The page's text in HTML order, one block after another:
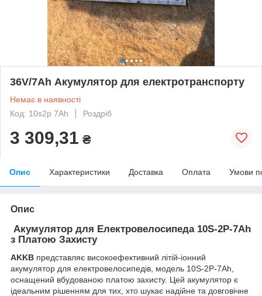
36V/7Ah Акумулятор для електротранспорту
Немає в наявності
Код: 10s2p 7Ah
Роздріб
3 309,31 ₴
Опис Характеристики Доставка Оплата Умови
Опис
Акумулятор для Електровелосипеда 10S-2P-7Ah
з Платою Захисту
AKKB представляє високоефективний літій-іонний
акумулятор для електровелосипедів, модель 10S-2P-7Ah,
оснащений вбудованою платою захисту. Цей акумулятор є
ідеальним рішенням для тих, хто шукає надійне та довговічне